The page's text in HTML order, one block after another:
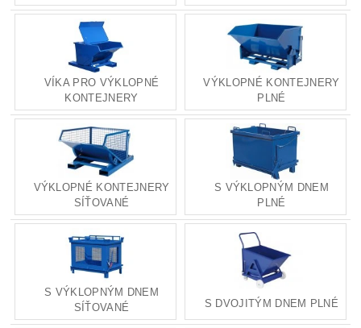
VÍKA PRO VÝKLOPNÉ
KONTEJNERY
VÝKLOPNÉ KONTEJNERY
PLNÉ
VÝKLOPNÉ KONTEJNERY
SÍŤOVANÉ
S VÝKLOPNÝM DNEM
PLNÉ
S VÝKLOPNÝM DNEM
SÍŤOVANÉ
S DVOJITÝM DNEM PLNÉ